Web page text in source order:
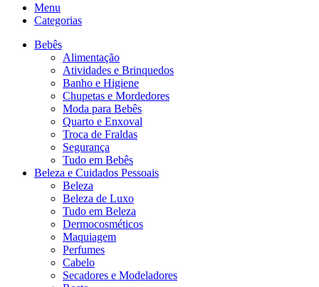
Menu
Categorias
Bebês
Alimentação
Atividades e Brinquedos
Banho e Higiene
Chupetas e Mordedores
Moda para Bebês
Quarto e Enxoval
Troca de Fraldas
Segurança
Tudo em Bebês
Beleza e Cuidados Pessoais
Beleza
Beleza de Luxo
Tudo em Beleza
Dermocosméticos
Maquiagem
Perfumes
Cabelo
Secadores e Modeladores